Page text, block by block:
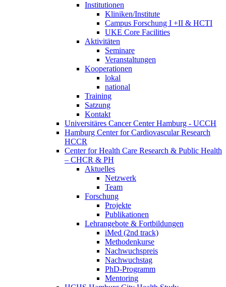
Institutionen
Kliniken/Institute
Campus Forschung I +II & HCTI
UKE Core Facilities
Aktivitäten
Seminare
Veranstaltungen
Kooperationen
lokal
national
Training
Satzung
Kontakt
Universitäres Cancer Center Hamburg - UCCH
Hamburg Center for Cardiovascular Research
HCCR
Center for Health Care Research & Public Health
– CHCR & PH
Aktuelles
Netzwerk
Team
Forschung
Projekte
Publikationen
Lehrangebote & Fortbildungen
iMed (2nd track)
Methodenkurse
Nachwuchspreis
Nachwuchstag
PhD-Programm
Mentoring